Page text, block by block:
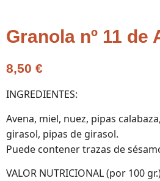
Granola nº 11 de
8,50 €
INGREDIENTES:
Avena, miel, nuez, pipas
girasol, pipas de girasol.
Puede contener trazas de
VALOR NUTRICIONAL (por 100